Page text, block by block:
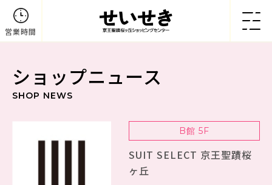
営業時間
ショップニュース
SHOP NEWS
B館 5F
SUIT SELECT 京王聖蹟桜
ヶ丘